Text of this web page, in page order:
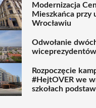
Modernizacja
Mieszkańca przy
Wrocławiu
Odwołanie
Rozpoczęcie
#HejtOVER we
szkołach